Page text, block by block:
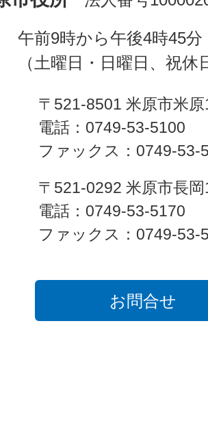
午前9時から午後4時45分
（土曜日・日曜日、祝
〒521-8501 米原市米
電話：0749-53-5100
ファックス：0749-53-
〒521-0292 米原市長
電話：0749-53-5170
ファックス：0749-53-
お問合せ